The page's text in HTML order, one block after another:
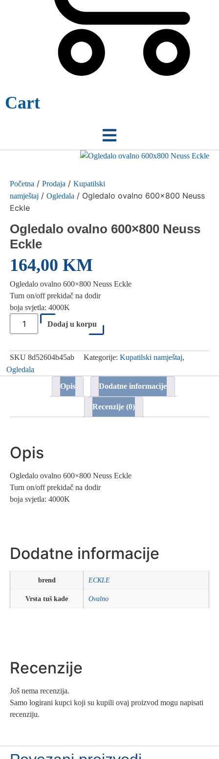
Cart
Početna / Prodaja / Kupatilski
namještaj / Ogledala / Ogledalo ovalno 600×800 Neuss
Eckle
Ogledalo ovalno 600×800 Neuss
Eckle
164,00 KM
Ogledalo ovalno 600×800 Neuss Eckle
Turn on/off prekidač na dodir
boja svjetla: 4000K
Ogledalo
ovalno
600x800
količina
Dodaj u korpu
SKU 8d52604b45ab Kategorije: Kupatilski namještaj,
Ogledala
Opis
Dodatne informacije
Recenzije (0)
Opis
Ogledalo ovalno 600×800 Neuss Eckle
Turn on/off prekidač na dodir
boja svjetla: 4000K
Dodatne informacije
brend ECKLE
Vrsta tuš kade Ovalno
Recenzije
Još nema recenzija.
Samo logirani kupci koji su kupili ovaj proizvod mogu napisati
recenziju.